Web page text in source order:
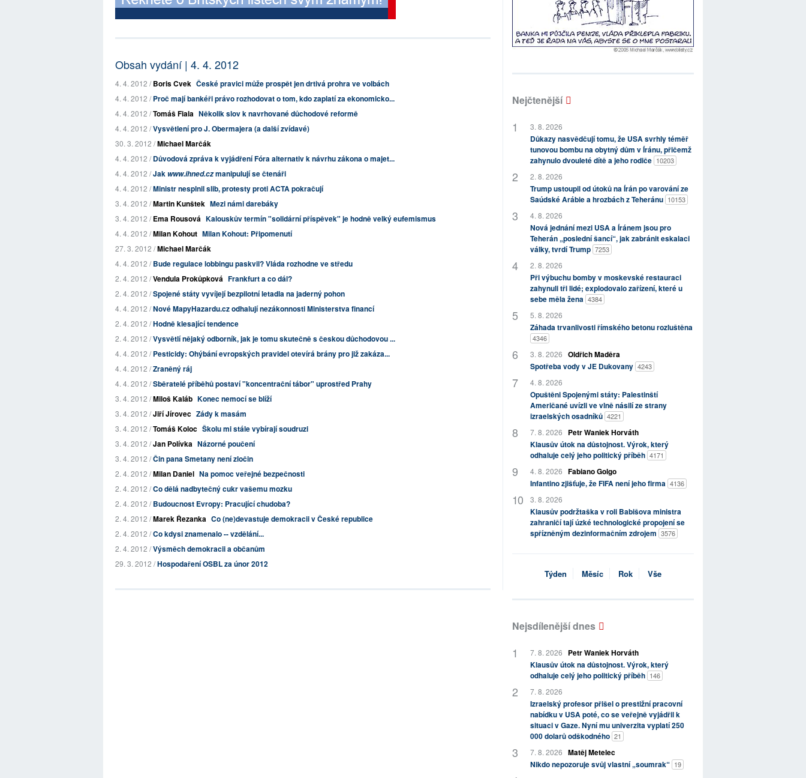
Obsah vydání | 4. 4. 2012
4. 4. 2012 /Boris Cvek České pravici může prospět jen drtivá prohra ve volbách
4. 4. 2012 /Proč mají bankéři právo rozhodovat o tom, kdo zaplatí za ekonomicko...
4. 4. 2012 /Tomáš Fiala Několik slov k navrhované důchodové reformě
4. 4. 2012 /Vysvětlení pro J. Obermajera (a další zvídavé)
30. 3. 2012 /Michael Marčák
4. 4. 2012 /Důvodová zpráva k vyjádření Fóra alternativ k návrhu zákona o majet...
4. 4. 2012 /Jak www.ihned.czmanipulují se čtenáři
4. 4. 2012 /Ministr nesplnil slib, protesty proti ACTA pokračují
3. 4. 2012 /Martin Kunštek Mezi námi darebáky
3. 4. 2012 /Ema Rousová Kalouskův termín "solidární příspěvek" je hodně velký eufemismus
4. 4. 2012 /Milan Kohout Milan Kohout: Připomenutí
27. 3. 2012 /Michael Marčák
4. 4. 2012 /Bude regulace lobbingu paskvil? Vláda rozhodne ve středu
2. 4. 2012 /Vendula Prokůpková Frankfurt a co dál?
2. 4. 2012 /Spojené státy vyvíjejí bezpilotní letadla na jaderný pohon
4. 4. 2012 /Nové MapyHazardu.cz odhalují nezákonnosti Ministerstva financí
2. 4. 2012 /Hodně klesající tendence
2. 4. 2012 /Vysvětlí nějaký odborník, jak je tomu skutečně s českou důchodovou ...
4. 4. 2012 /Pesticidy: Ohýbání evropských pravidel otevírá brány pro již zakáza...
4. 4. 2012 /Zraněný ráj
4. 4. 2012 /Sběratelé příběhů postaví "koncentrační tábor" uprostřed Prahy
3. 4. 2012 /Miloš Kaláb Konec nemocí se blíží
3. 4. 2012 /Jiří Jírovec Zády k masám
3. 4. 2012 /Tomáš Koloc Školu mi stále vybírají soudruzi
3. 4. 2012 /Jan Polívka Názorné poučení
3. 4. 2012 /Čin pana Smetany není zločin
2. 4. 2012 /Milan Daniel Na pomoc veřejné bezpečnosti
2. 4. 2012 /Co dělá nadbytečný cukr vašemu mozku
2. 4. 2012 /Budoucnost Evropy: Pracující chudoba?
2. 4. 2012 /Marek Řezanka Co (ne)devastuje demokracii v České republice
2. 4. 2012 /Co kdysi znamenalo -- vzdělání...
2. 4. 2012 /Výsměch demokracii a občanům
29. 3. 2012 /Hospodaření OSBL za únor 2012
Nejčtenější
3. 8. 2026
Důkazy nasvědčují tomu, že USA svrhly téměř
tunovou bombu na obytný dům v Íránu, přičemž
zahynulo dvouleté dítě a jeho rodiče 10203
2. 8. 2026
Trump ustoupil od útoků na Írán po varování ze
Saúdské Arábie a hrozbách z Teheránu 10153
4. 8. 2026
Nová jednání mezi USA a Íránem jsou pro
Teherán „poslední šancí“, jak zabránit eskalaci
války, tvrdí Trump 7253
2. 8. 2026
Při výbuchu bomby v moskevské restauraci
zahynuli tři lidé; explodovalo zařízení, které u
sebe měla žena 4384
5. 8. 2026
Záhada trvanlivosti římského betonu rozluštěna
4346
3. 8. 2026 Oldřich Maděra
Spotřeba vody v JE Dukovany 4243
4. 8. 2026
Opuštěni Spojenými státy: Palestinští
Američané uvízli ve vlně násilí ze strany
izraelských osadníků 4221
7. 8. 2026
Petr Waniek Horváth
Klausův útok na důstojnost. Výrok, který
odhaluje celý jeho politický příběh 4171
4. 8. 2026 Fabiano Golgo
Infantino zjišťuje, že FIFA není jeho firma 4136
3. 8. 2026
Klausův podržtaška v roli Babišova ministra
zahraničí tají úzké technologické propojení se
spřízněným dezinformačním zdrojem 3576
Týden Měsíc Rok Vše
Nejsdílenější dnes
7. 8. 2026
Petr Waniek Horváth
Klausův útok na důstojnost. Výrok, který
odhaluje celý jeho politický příběh 146
7. 8. 2026
Izraelský profesor přišel o prestižní pracovní
nabídku v USA poté, co se veřejně vyjádřil k
situaci v Gaze. Nyní mu univerzita vyplatí 250
000 dolarů odškodného 21
7. 8. 2026 Matěj Metelec
Nikdo nepozoruje svůj vlastní „soumrak“ 19